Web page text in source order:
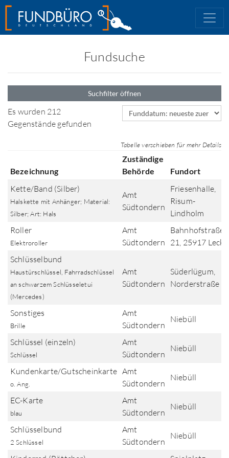
Fundsuche
Suchfilter öffnen
Es wurden 212
Gegenstände gefunden
Sortierfeld
Tabelle verschieben für mehr Details
Bezeichnung
Zuständige
Behörde
Fundort
Kette/Band (Silber)
Halskette mit Anhänger; Material:
Silber; Art: Hals
Amt
Südtondern
Friesenhalle,
Risum-
Lindholm
Roller
Elektroroller
Amt
Südtondern
Bahnhofstraße
21, 25917 Leck
Schlüsselbund
Haustürschlüssel, Fahrradschlüssel
an schwarzem Schlüsseletui
(Mercedes)
Amt
Südtondern
Süderlügum,
Norderstraße
Sonstiges
Brille
Amt
Südtondern
Niebüll
Schlüssel (einzeln)
Schlüssel
Amt
Südtondern
Niebüll
Kundenkarte/Gutscheinkarte
o. Ang.
Amt
Südtondern
Niebüll
EC-Karte
blau
Amt
Südtondern
Niebüll
Schlüsselbund
2 Schlüssel
Amt
Südtondern
Niebüll